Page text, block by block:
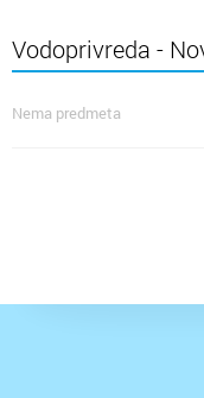
Vodoprivreda -
Nema predmeta